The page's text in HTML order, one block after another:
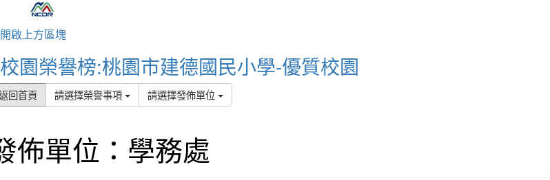
開啟上方區塊
校園榮譽榜:桃園市建德國民小學-優質校園
回首頁 請選擇榮譽事項 請選擇發佈單位
佈單位：學務處